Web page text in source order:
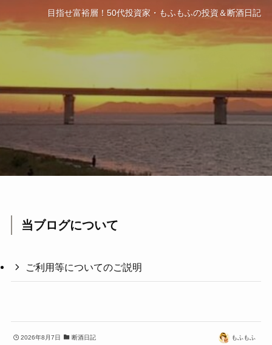
目指せ富裕層！50代投資家・もふもふの投資＆断酒日記
当ブログについて
ご利用等についてのご説明
2026年8月7日 断酒日記 もふもふ